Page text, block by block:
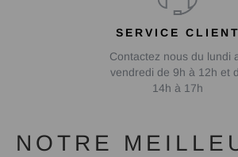
SERVICE CLIENT
Contactez nous du lundi
vendredi de 9h à 12h et
14h à 17h
NOTRE